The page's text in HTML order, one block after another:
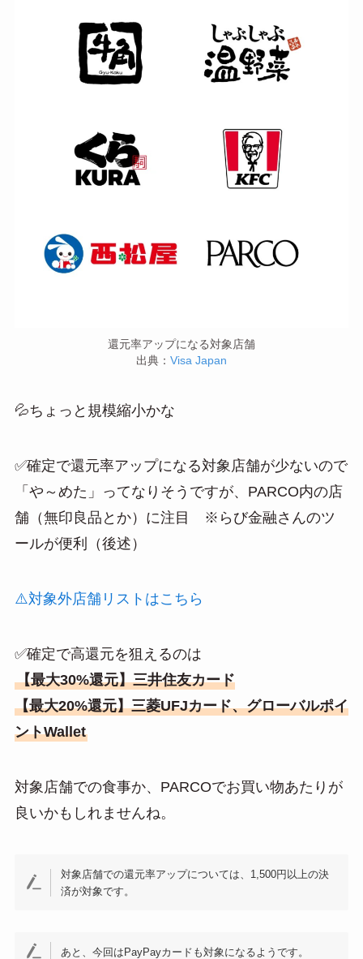
還元率アップになる対象店舗
出典： Visa Japan
💦ちょっと規模縮小かな
✅確定で還元率アップになる対象店舗が少ないので
「や～めた」ってなりそうですが、PARCO内の店
舗（無印良品とか）に注目 ※らび金融さんのツ
ールが便利（後述）
⚠️対象外店舗リストはこちら
✅確定で高還元を狙えるのは
【最大30%還元】三井住友カード
【最大20%還元】三菱UFJカード、グローバルポイ
ントWallet
対象店舗での食事か、PARCOでお買い物あたりが
良いかもしれませんね。
対象店舗での還元率アップについては、1,500円以上の決
済が対象です。
あと、今回はPayPayカードも対象になるようです。